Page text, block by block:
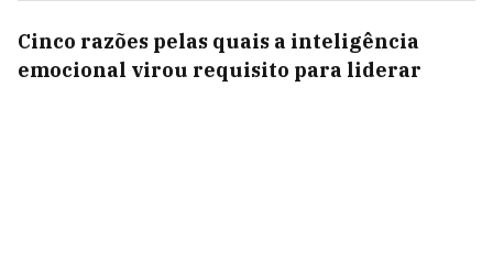
Cinco razões pelas quais a inteligência
emocional virou requisito para liderar